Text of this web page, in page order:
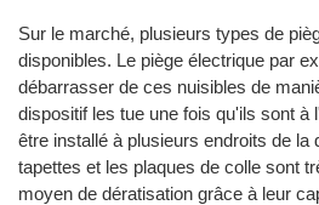
Sur le marché, plusieurs types de
disponibles. Le piège électrique par
débarrasser de ces nuisibles de
dispositif les tue une fois qu'ils sont à
être installé à plusieurs endroits de la
tapettes et les plaques de colle sont
moyen de dératisation grâce à leur